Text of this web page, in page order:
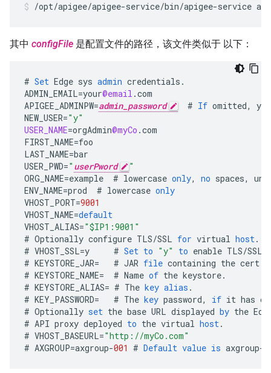
/opt/apigee/apigee-service/bin/apigee-service
其中 configFile 是配置文件的路径，该文件类似于 以下：
# Set Edge sys admin credentials .
ADMIN_EMAIL=your@email .com
APIGEE_ADMINPW=admin_password # If omitted,
you
NEW_USER="y"
USER_NAME=orgAdmin@myCo .com
FIRST_NAME=foo
LAST_NAME=bar
USER_PWD=" userPword
"
ORG_NAME=example # lowercase only, no spaces,
ENV_NAME=prod # lowercase only
VHOST_PORT=9001
VHOST_NAME=default
VHOST_ALIAS="$IP1:9001"
# Optionally configure TLS/SSL for virtual host.
# VHOST_SSL=y # Set to "y" to enable TLS/SSL
# KEYSTORE_JAR= # JAR file containing the cert
# KEYSTORE_NAME= # Name of the keystore.
# KEYSTORE_ALIAS= # The key alias .
# KEY_PASSWORD= # The key password, if it has
# Optionally set the base URL displayed by the
# API proxy deployed to the virtual host.
# VHOST_BASEURL="http://myCo.com"
# AXGROUP=axgroup-001 # Default value is axgroup-